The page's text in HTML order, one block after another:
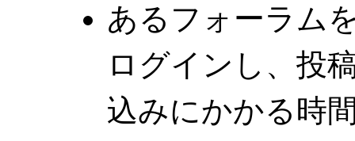
あるフォーラム
ログインし、投
込みにかかる時